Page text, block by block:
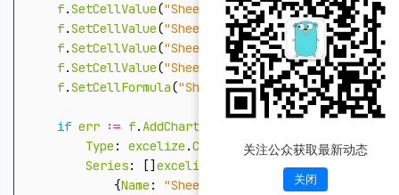
f.SetCellValue("Sheet1" , "B2", 1500)
f.SetCellValue("Sheet1" , "A3", "打印机")
f.SetCellValue("Sheet1" "B3", 5900
f.SetCellValue("Sheet1" , "A4", "总计")
f.SetCellFormula("Sheet1", "B4", "SUM(B2:B3)")
if err := f.AddChart
Type : excelize .Col
Series: [] excelize ChartSeries{
{Name : "Sheet1!$A$2" Categories
关注公众获取最新动态
关闭